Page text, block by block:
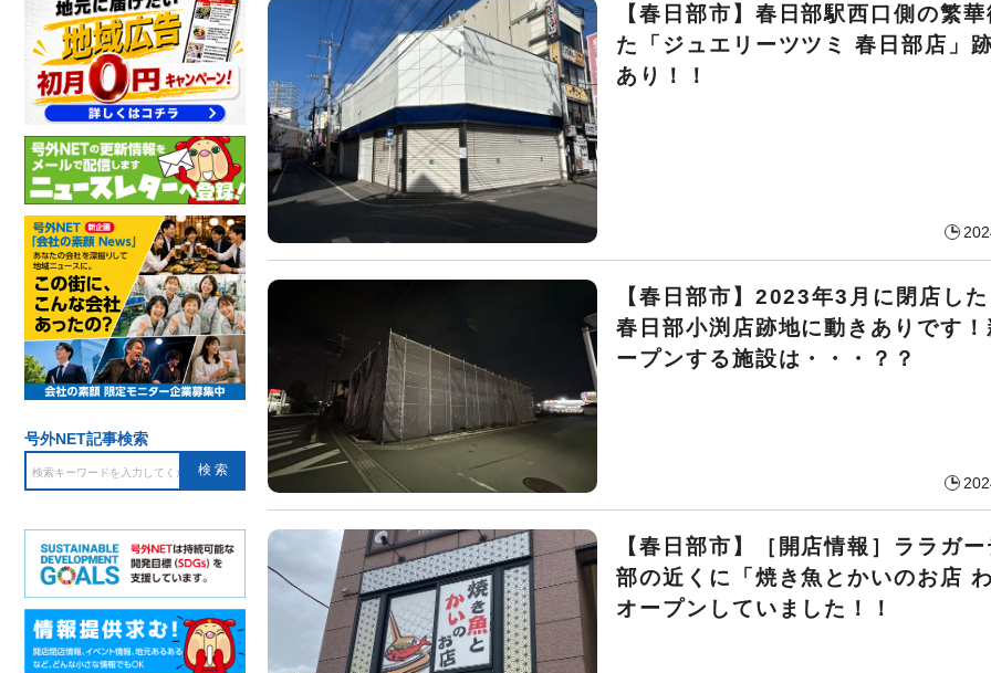
【春日部市】春日部駅西口側の繁
た「ジュエリーツツミ 春日部店」
あり！！
【春日部市】2023年3月に閉店し
春日部小渕店跡地に動きありです
ープンする施設は・・・？？
【春日部市】［開店情報］ララガ
部の近くに「焼き魚とかいのお店
オープンしていました！！
号外NET記事検索